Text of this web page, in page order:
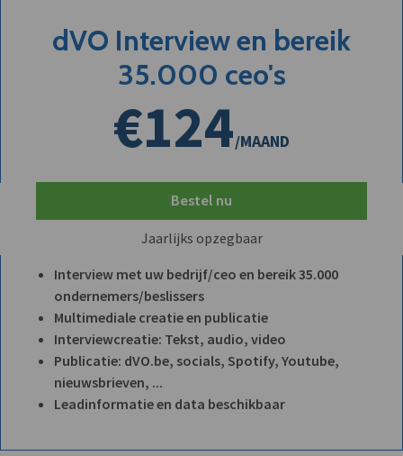
dVO Interview en bereik
35.000 ceo's
€124/MAAND
Bestel nu
Jaarlijks opzegbaar
Interview met uw bedrijf/ceo en bereik 35.000
ondernemers/beslissers
Multimediale creatie en publicatie
Interviewcreatie: Tekst, audio, video
Publicatie: dVO.be, socials, Spotify, Youtube,
nieuwsbrieven, ...
Leadinformatie en data beschikbaar